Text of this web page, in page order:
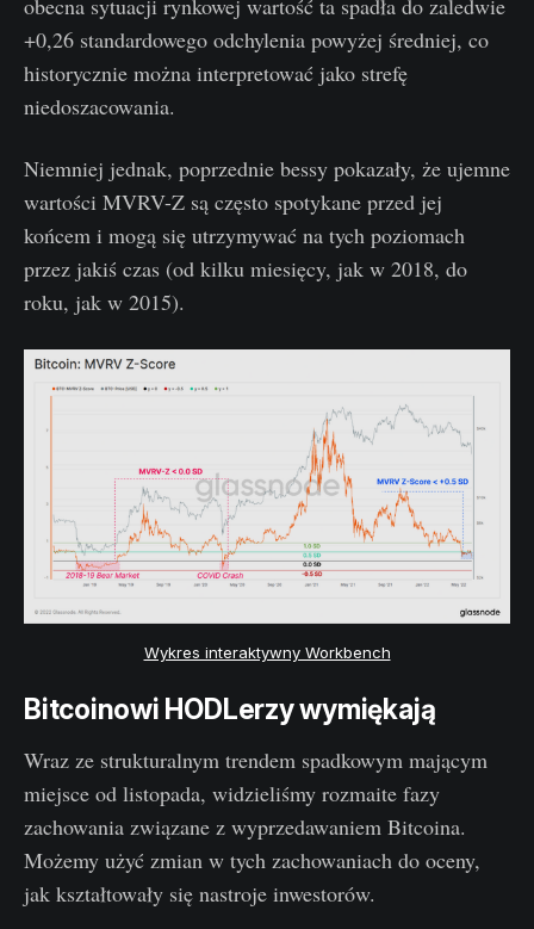
+0,26 standardowego odchylenia powyżej średniej, co
historycznie można interpretować jako strefę
niedoszacowania.
Niemniej jednak, poprzednie bessy pokazały, że ujemne
wartości MVRV-Z są często spotykane przed jej
końcem i mogą się utrzymywać na tych poziomach
przez jakiś czas (od kilku miesięcy, jak w 2018, do
roku, jak w 2015).
Wykres interaktywny Workbench
Bitcoinowi HODLerzy wymiękają
Wraz ze strukturalnym trendem spadkowym mającym
miejsce od listopada, widzieliśmy rozmaite fazy
zachowania związane z wyprzedawaniem Bitcoina.
Możemy użyć zmian w tych zachowaniach do oceny,
jak kształtowały się nastroje inwestorów.